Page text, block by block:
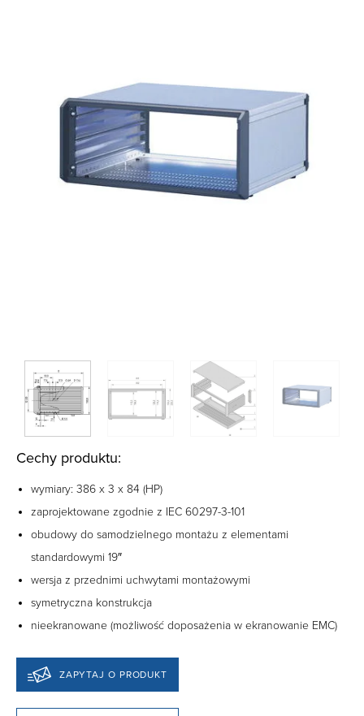
Cechy produktu:
wymiary: 386 x 3 x 84 (HP)
zaprojektowane zgodnie z IEC 60297-3-101
obudowy do samodzielnego montażu z elementami
standardowymi 19″
wersja z przednimi uchwytami montażowymi
symetryczna konstrukcja
nieekranowane (możliwość doposażenia w ekranowanie EMC)
ZAPYTAJ O PRODUKT